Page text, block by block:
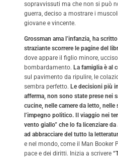
sopravvissuti ma che non si può
guerra, deciso a mostrare i
giovane e vincente.
Grossman ama l’infanzia, ha
straziante scorrere le pagine del
dove appare il figlio minore,
bombardamento. La famiglia è al
sul pavimento da ripulire, le
sembra perfetto. Le decisioni più
afferma, non sono state prese nei
cucine, nelle camere da letto, nelle
l’impegno politico. Il viaggio nei
vento giallo” che lo fa licenziare da
ad abbracciare del tutto la
e nel mondo, come il Man Booker
pace e dei diritti. Inizia a scrivere